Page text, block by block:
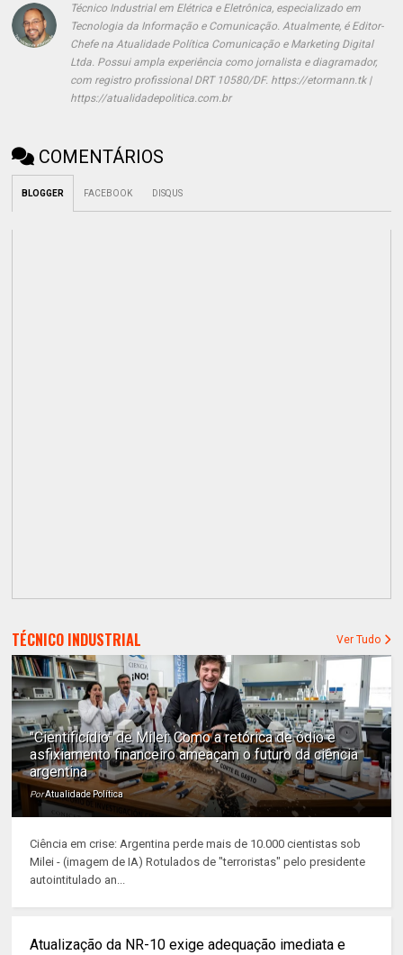
Técnico Industrial em Elétrica e Eletrônica, especializado em
Tecnologia da Informação e Comunicação. Atualmente, é Editor-
Chefe na Atualidade Política Comunicação e Marketing Digital
Ltda. Possui ampla experiência como jornalista e diagramador,
com registro profissional DRT 10580/DF. https://etormann.tk |
https://atualidadepolitica.com.br
COMENTÁRIOS
BLOGGER FACEBOOK DISQUS
TÉCNICO INDUSTRIAL Ver Tudo
"Cientificídio" de Milei: Como a retórica de ódio e
asfixiamento financeiro ameaçam o futuro da ciência
argentina
PorAtualidade Política
Ciência em crise: Argentina perde mais de 10.000 cientistas sob
Milei - (imagem de IA) Rotulados de "terroristas" pelo presidente
autointitulado an...
Atualização da NR-10 exige adequação imediata e